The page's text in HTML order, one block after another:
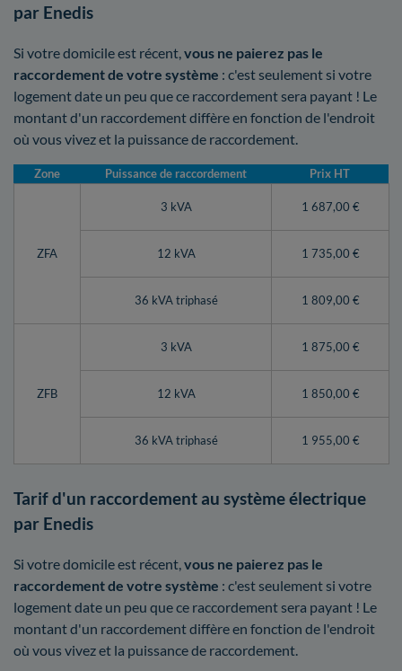
par Enedis
Si votre domicile est récent,vous ne paierez pas le
raccordement de votre système : c'est seulement si votre
logement date un peu que ce raccordement sera payant ! Le
montant d'un raccordement diffère en fonction de l'endroit
où vous vivez et la puissance de raccordement.
Zone Puissance de raccordement Prix HT
ZFA
3 kVA 1 687,00 €
12 kVA 1 735,00 €
36 kVA triphasé 1 809,00 €
ZFB
3 kVA 1 875,00 €
12 kVA 1 850,00 €
36 kVA triphasé 1 955,00 €
Tarif d'un raccordement au système électrique
par Enedis
Si votre domicile est récent,vous ne paierez pas le
raccordement de votre système : c'est seulement si votre
logement date un peu que ce raccordement sera payant ! Le
montant d'un raccordement diffère en fonction de l'endroit
où vous vivez et la puissance de raccordement.